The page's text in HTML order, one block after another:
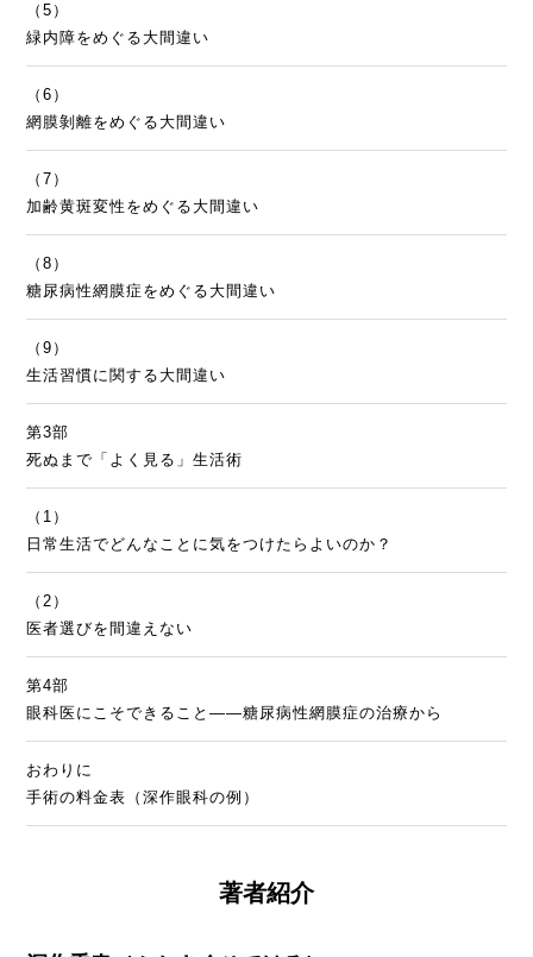
（5）
緑内障をめぐる大間違い
（6）
網膜剝離をめぐる大間違い
（7）
加齢黄斑変性をめぐる大間違い
（8）
糖尿病性網膜症をめぐる大間違い
（9）
生活習慣に関する大間違い
第3部
死ぬまで「よく見る」生活術
（1）
日常生活でどんなことに気をつけたらよいのか？
（2）
医者選びを間違えない
第4部
眼科医にこそできること――糖尿病性網膜症の治療から
おわりに
手術の料金表（深作眼科の例）
著者紹介